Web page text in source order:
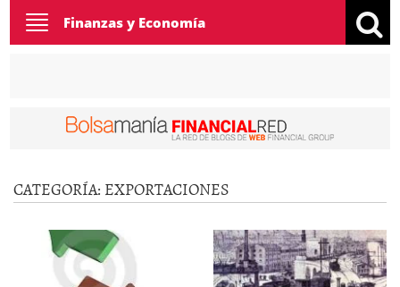
Toggle
navigation
Finanzas y Economía
CATEGORÍA: EXPORTACIONES